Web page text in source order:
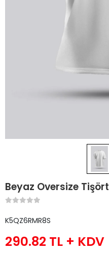
Beyaz Oversize Tişört
K5QZ6RMR8S
290.82 TL + KDV